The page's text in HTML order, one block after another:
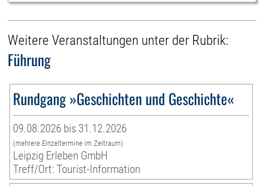
Weitere Veranstaltungen unter der Rubrik:
Führung
Rundgang »Geschichten und Geschichte«
09.08.2026 bis 31.12.2026
(mehrere Einzeltermine im Zeitraum)
Leipzig Erleben GmbH
Treff/Ort: Tourist-Information